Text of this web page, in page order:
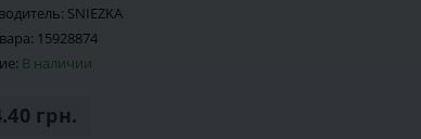
SNIEZKA
15928874
В наличии
грн.